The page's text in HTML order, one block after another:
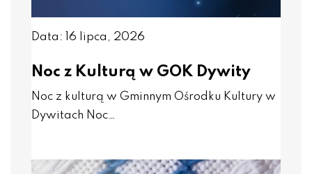
Data: 16 lipca, 2026
Noc z Kulturą w GOK Dywity
Noc z kulturą w Gminnym Ośrodku Kultury w
Dywitach Noc…